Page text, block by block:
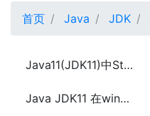
首页 Java JDK
Java11(JDK11)中String的trim() 和 strip()的区别
Java JDK11 在windows上的安装和环境变量配置